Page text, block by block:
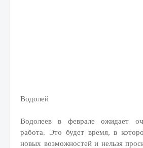
Водолей
Водолеев в феврале ожидает
работа. Это будет время, в
новых возможностей и нельзя